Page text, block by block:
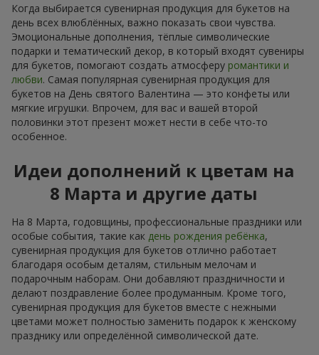
Когда выбирается сувенирная продукция для букетов на
день всех влюблённых, важно показать свои чувства.
Эмоциональные дополнения, тёплые символические
подарки и тематический декор, в который входят сувениры
для букетов, помогают создать атмосферу романтики и
любви. Самая популярная сувенирная продукция для
букетов на День святого Валентина — это конфеты или
мягкие игрушки. Впрочем, для вас и вашей второй
половинки этот презент может нести в себе что-то
особенное.
Идеи дополнений к цветам на
8 Марта и другие даты
На 8 Марта, годовщины, профессиональные праздники или
особые события, такие как день рождения ребёнка,
сувенирная продукция для букетов отлично работает
благодаря особым деталям, стильным мелочам и
подарочным наборам. Они добавляют праздничности и
делают поздравление более продуманным. Кроме того,
сувенирная продукция для букетов вместе с нежными
цветами может полностью заменить подарок к женскому
празднику или определённой символической дате.